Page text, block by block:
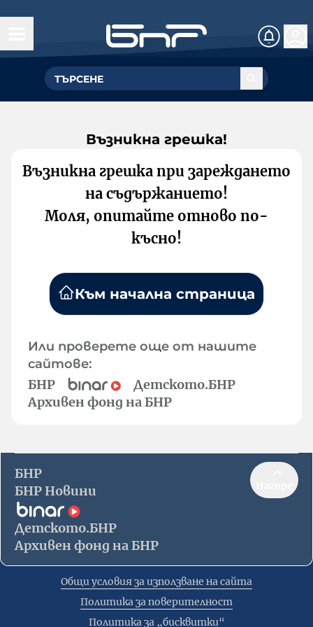
Възникна грешка!
Възникна грешка при зареждането
на съдържанието!
Моля, опитайте отново по-
късно!
Към начална страница
Или проверете още от нашите
сайтове:
БНР
Детското.БНР
Архивен фонд на БНР
БНР
БНР Новини
Детското.БНР
Архивен фонд на БНР
Общи условия за използване на сайта
Политика за поверителност
Политика за „бисквитки“